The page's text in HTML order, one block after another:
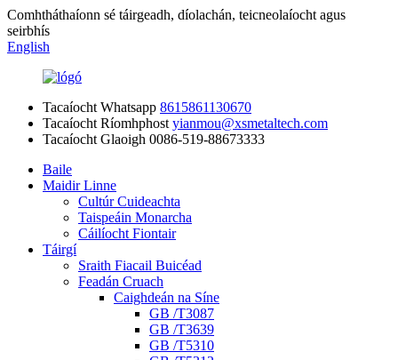
Comhtháthaíonn sé táirgeadh, díolachán, teicneolaíocht agus
seirbhís
English
Tacaíocht Whatsapp 8615861130670
Tacaíocht Ríomhphost yianmou@xsmetaltech.com
Tacaíocht Glaoigh 0086-519-88673333
Baile
Maidir Linne
Cultúr Cuideachta
Taispeáin Monarcha
Cáilíocht Fiontair
Táirgí
Sraith Fiacail Buicéad
Feadán Cruach
Caighdeán na Síne
GB /T3087
GB /T3639
GB /T5310